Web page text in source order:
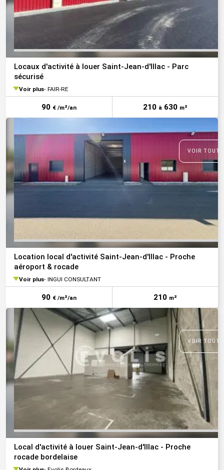
Locaux d'activité à louer Saint-Jean-d'Illac - Parc
sécurisé
Voir plus FAIR-RE
90 € /m²/an 210 à 630 m²
VOIR
Location local d'activité Saint-Jean-d'Illac - Proche
aéroport & rocade
Voir plus INGUI CONSULTANT
90 € /m²/an 210 m²
VOIR
Local d'activité à louer Saint-Jean-d'Illac - Proche
rocade bordelaise